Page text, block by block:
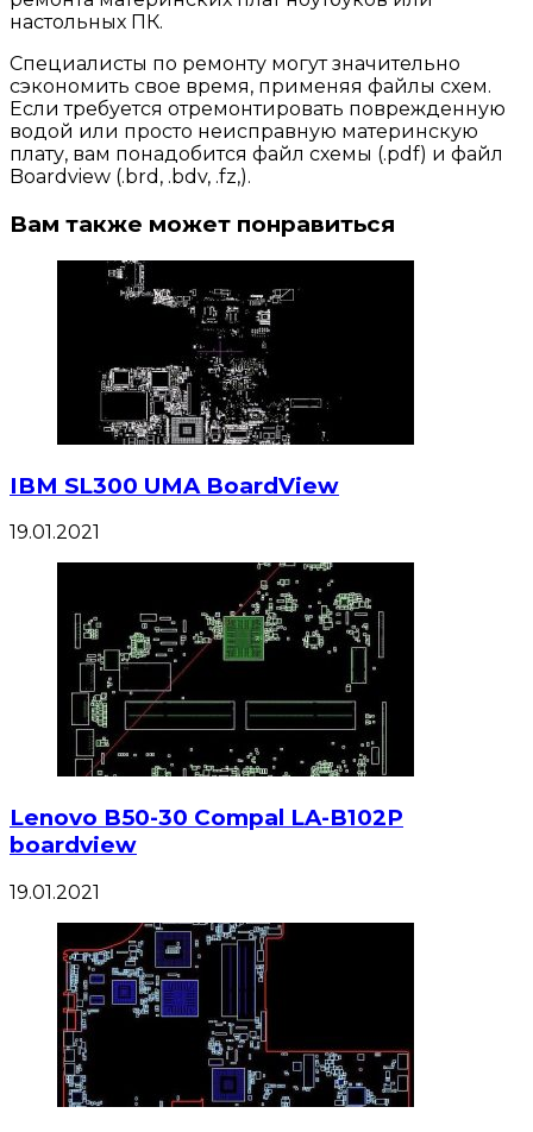
настольных ПК.
Специалисты по ремонту могут значительно
сэкономить свое время, применяя файлы схем.
Если требуется отремонтировать поврежденную
водой или просто неисправную материнскую
плату, вам понадобится файл схемы (.pdf) и файл
Boardview (.brd, .bdv, .fz,).
Вам также может понравиться
IBM SL300 UMA BoardView
19.01.2021
Lenovo B50-30 Compal LA-B102P
boardview
19.01.2021